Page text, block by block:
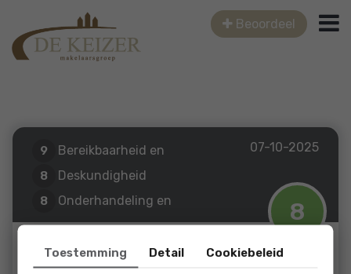
Beoordeel
07-10-2025
8
9
Bereikbaarheid en
communicatie
8 Deskundigheid
8
Onderhandeling en
resultaat
7
Prijs / kwaliteit
soort review: Aankoop
Een funda gebruiker
Toestemming Detail Cookiebeleid